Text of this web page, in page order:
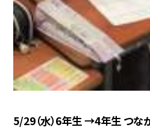
5/29（水）6年生 →4年生 つな